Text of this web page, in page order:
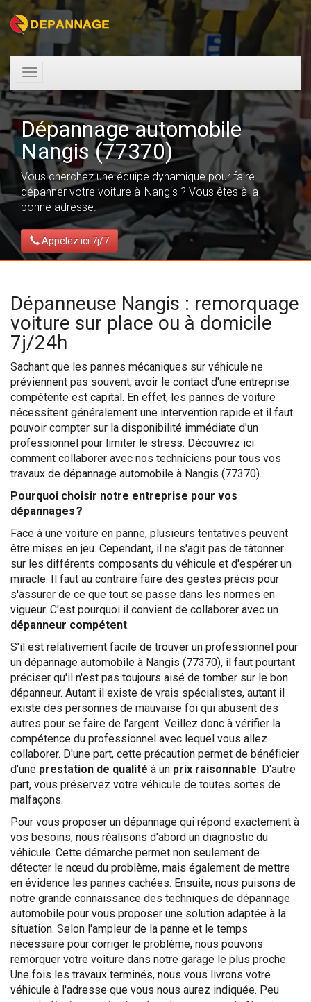
Toggle
navigation
Dépannage automobile
Nangis (77370)
Vous cherchez une équipe dynamique pour faire
dépanner votre voiture à Nangis ? Vous êtes à la
bonne adresse.
Appelez ici 7j/7
Dépanneuse Nangis : remorquage
voiture sur place ou à domicile
7j/24h
Sachant que les pannes mécaniques sur véhicule ne
préviennent pas souvent, avoir le contact d'une entreprise
compétente est capital. En effet, les pannes de voiture
nécessitent généralement une intervention rapide et il faut
pouvoir compter sur la disponibilité immédiate d'un
professionnel pour limiter le stress. Découvrez ici
comment collaborer avec nos techniciens pour tous vos
travaux de dépannage automobile à Nangis (77370).
Pourquoi choisir notre entreprise pour vos
dépannages ?
Face à une voiture en panne, plusieurs tentatives peuvent
être mises en jeu. Cependant, il ne s'agit pas de tâtonner
sur les différents composants du véhicule et d'espérer un
miracle. Il faut au contraire faire des gestes précis pour
s'assurer de ce que tout se passe dans les normes en
vigueur. C'est pourquoi il convient de collaborer avec un
dépanneur compétent.
S'il est relativement facile de trouver un professionnel pour
un dépannage automobile à Nangis (77370), il faut pourtant
préciser qu'il n'est pas toujours aisé de tomber sur le bon
dépanneur. Autant il existe de vrais spécialistes, autant il
existe des personnes de mauvaise foi qui abusent des
autres pour se faire de l'argent. Veillez donc à vérifier la
compétence du professionnel avec lequel vous allez
collaborer. D'une part, cette précaution permet de bénéficier
d'une prestation de qualité à un prix raisonnable. D'autre
part, vous préservez votre véhicule de toutes sortes de
malfaçons.
Pour vous proposer un dépannage qui répond exactement à
vos besoins, nous réalisons d'abord un diagnostic du
véhicule. Cette démarche permet non seulement de
détecter le nœud du problème, mais également de mettre
en évidence les pannes cachées. Ensuite, nous puisons de
notre grande connaissance des techniques de dépannage
automobile pour vous proposer une solution adaptée à la
situation. Selon l'ampleur de la panne et le temps
nécessaire pour corriger le problème, nous pouvons
remorquer votre voiture dans notre garage le plus proche.
Une fois les travaux terminés, nous vous livrons votre
véhicule à l'adresse que vous nous aurez indiquée. Peu